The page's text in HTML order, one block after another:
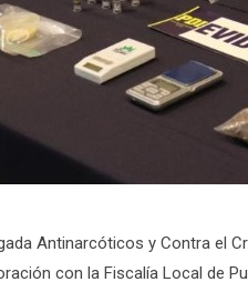
Antinarcóticos y Contra el
con la Fiscalía Local de